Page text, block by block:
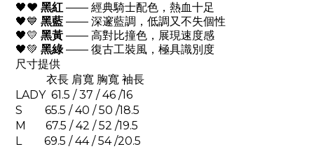
🖤❤️ 黑紅 —— 經典騎士配色，熱血十足
🖤💙 黑藍 —— 深邃藍調，低調又不失個性
🖤💛 黑黃 —— 高對比撞色，展現速度感
🖤💚 黑綠—— 復古工裝風，極具識別度
尺寸提供
衣長 肩寬 胸寬 袖長
LADY 61.5 / 37 / 46 /16
S 65.5 / 40 / 50 /18.5
M 67.5 / 42 / 52 /19.5
L 69.5 / 44 / 54 /20.5